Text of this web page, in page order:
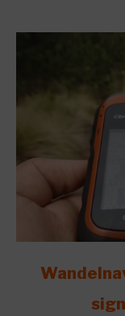
Wandelnavigatie